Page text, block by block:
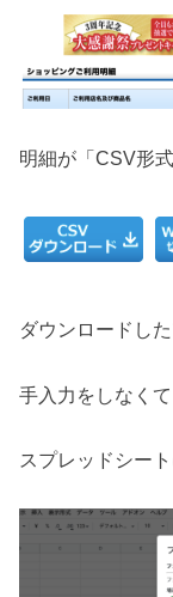
明細が「CSV形
ダウンロードし
手入力をしなくて
スプレッドシー